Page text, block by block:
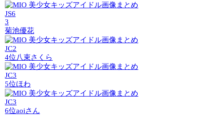
JS6
3
菊池優花
JC2
4位八束さくら
JC3
5位ほわ
JC3
6位aoiさん